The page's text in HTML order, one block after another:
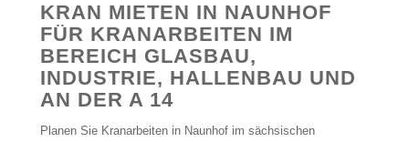
KRAN MIETEN IN NAUNHOF
FÜR KRANARBEITEN IM
BEREICH GLASBAU,
INDUSTRIE, HALLENBAU UND
AN DER A 14
Planen Sie Kranarbeiten in Naunhof im sächsischen